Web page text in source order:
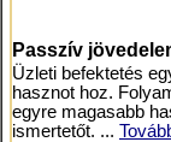
Passzív
Üzleti befektetés
hasznot hoz.
egyre magasabb
ismertetőt. ...